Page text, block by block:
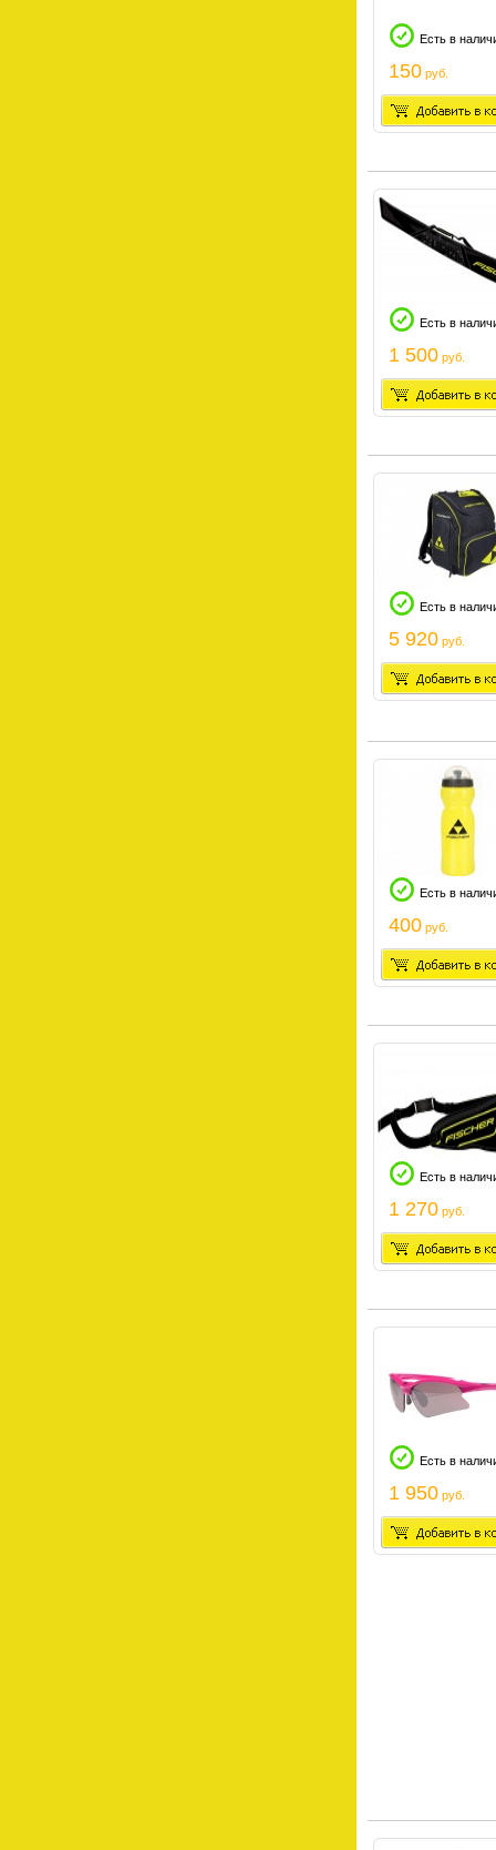
Есть в
150 руб.
Есть в
1 500 руб.
Есть в
5 920 руб.
Есть в
400 руб.
Есть в
1 270 руб.
Есть в
1 950 руб.